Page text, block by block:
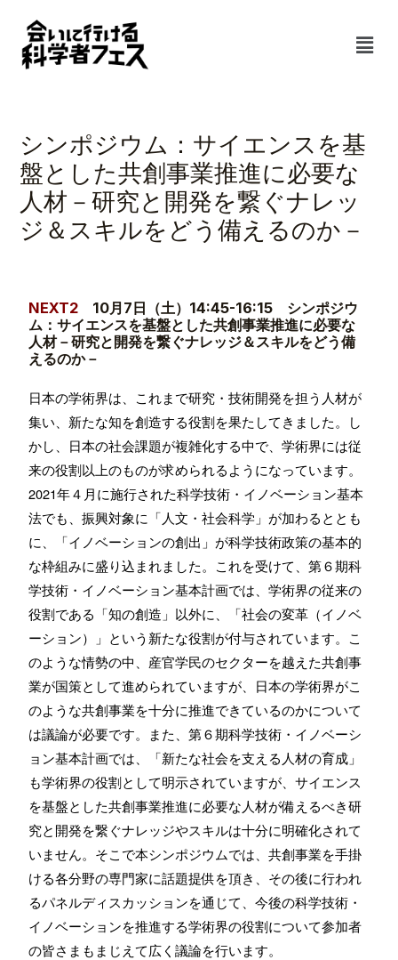
メ
ニ
シンポジウム：サイエンスを基
盤とした共創事業推進に必要な
人材－研究と開発を繋ぐナレッ
ジ＆スキルをどう備えるのか－
NEXT2 10月7日（土）14:45-16:15 シンポジウ
ム：サイエンスを基盤とした共創事業推進に必要な
人材－研究と開発を繋ぐナレッジ＆スキルをどう備
えるのか－
日本の学術界は、これまで研究・技術開発を担う人材が
集い、新たな知を創造する役割を果たしてきました。し
かし、日本の社会課題が複雑化する中で、学術界には従
来の役割以上のものが求められるようになっています。
2021年４月に施行された科学技術・イノベーション基本
法でも、振興対象に「人文・社会科学」が加わるととも
に、「イノベーションの創出」が科学技術政策の基本的
な枠組みに盛り込まれました。これを受けて、第６期科
学技術・イノベーション基本計画では、学術界の従来の
役割である「知の創造」以外に、「社会の変革（イノベ
ーション）」という新たな役割が付与されています。こ
のような情勢の中、産官学民のセクターを越えた共創事
業が国策として進められていますが、日本の学術界がこ
のような共創事業を十分に推進できているのかについて
は議論が必要です。また、第６期科学技術・イノベーシ
ョン基本計画では、「新たな社会を支える人材の育成」
も学術界の役割として明示されていますが、サイエンス
を基盤とした共創事業推進に必要な人材が備えるべき研
究と開発を繋ぐナレッジやスキルは十分に明確化されて
いません。そこで本シンポジウムでは、共創事業を手掛
ける各分野の専門家に話題提供を頂き、その後に行われ
るパネルディスカッションを通じて、今後の科学技術・
イノベーションを推進する学術界の役割について参加者
の皆さまもまじえて広く議論を行います。